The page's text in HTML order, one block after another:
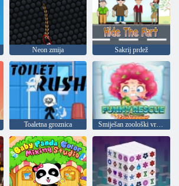
Neon zmija Sakrij prdež
Toaletna groznica Smiješan zoološki vrt za spašavanje